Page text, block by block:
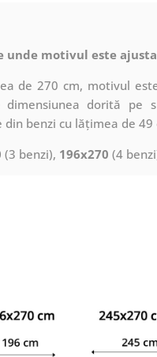
unde motivul este
de 270 cm, motivul
dorită pe
benzi cu lățimea de 49
(3 benzi), 196x270 (4